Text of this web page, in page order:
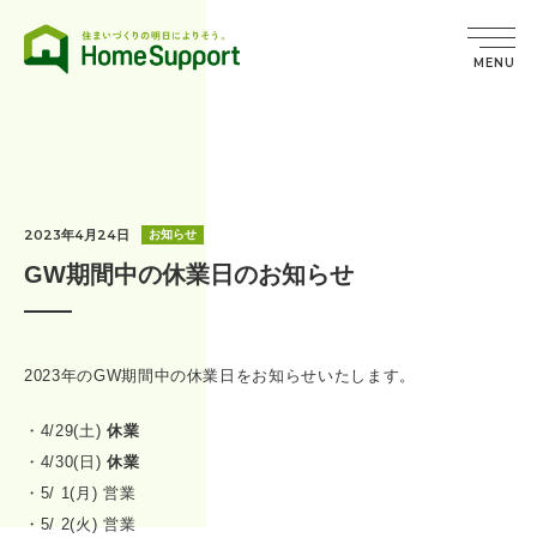
MENU
2023年4月24日 お知らせ
GW期間中の休業日のお知らせ
2023年のGW期間中の休業日をお知らせいたします。
・4/29(土) 休業
・4/30(日) 休業
・5/ 1(月) 営業
・5/ 2(火) 営業